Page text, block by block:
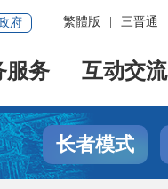
繁體版 三晋通
府
服务 互动交流
长者模式